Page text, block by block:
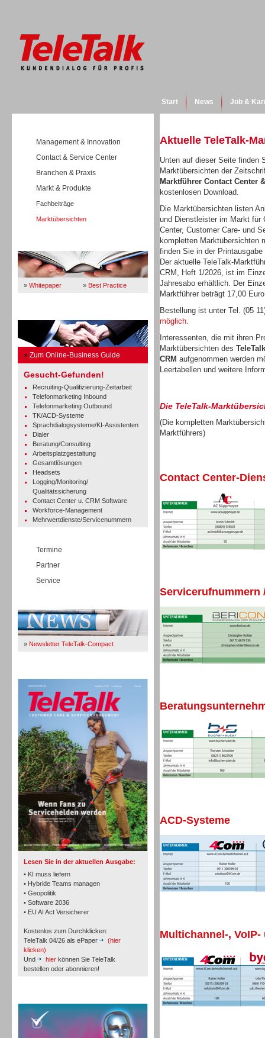
Start News Job &
Management & Innovation
Contact & Service Center
Branchen & Praxis
Markt & Produkte
Fachbeiträge
Marktübersichten
» Whitepaper » Best Practice
» Zum Online-Business Guide
Gesucht-Gefunden!
Recruiting-Qualifizierung-Zeitarbeit
Telefonmarketing Inbound
Telefonmarketing Outbound
TK/ACD-Systeme
Sprachdialogsysteme/KI-Assistenten
Dialer
Beratung/Consulting
Arbeitsplatzgestaltung
Gesamtlösungen
Headsets
Logging/Monitoring/
Qualitätssicherung
Contact Center u. CRM Software
Workforce-Management
Mehrwertdienste/Servicenummern
Termine
Partner
Service
» Newsletter TeleTalk-Compact
Lesen Sie in der aktuellen Ausgabe:
• KI muss liefern
• Hybride Teams managen
• Geopolitik
• Software 2036
• EU AI Act Versicherer
Kostenlos zum Durchklicken:
TeleTalk 04/26 als ePaper
(hier
klicken)
Und
hier können Sie TeleTalk
bestellen oder abonnieren!
TK- und ACD-Systeme
Workforce-Management
Aktuelle TeleTalk-
Unten auf dieser Seite finden
Marktübersichten der
Marktführer Contact Center
kostenlosen Download.
Die Marktübersichten listen
und Dienstleister im Markt für
Center, Customer Care- und
kompletten Marktübersichten
finden Sie in der
Der aktuelle TeleTalk-
CRM, Heft 1/2026, ist im
Jahresabo erhältlich. Der
Marktführer beträgt 17,00
Bestellung ist unter Tel. (05
möglich.
Interessenten, die mit ihren
Marktübersichten des
CRM aufgenommen werden
Leertabellen und weitere
Die TeleTalk-
(Die kompletten
Marktführers)
Contact Center-
Servicerufnummern
ACD-Systeme
Multichannel-,